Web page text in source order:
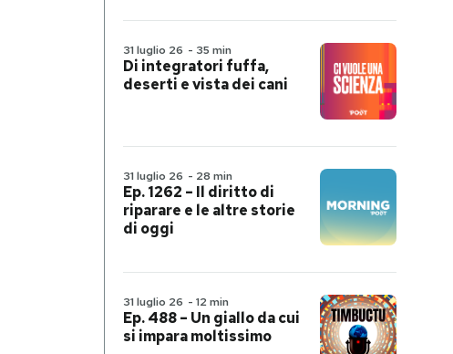
31 luglio 26 - 35 min
Di integratori fuffa,
deserti e vista dei cani
31 luglio 26 - 28 min
Ep. 1262 – Il diritto di
riparare e le altre storie
di oggi
31 luglio 26 - 12 min
Ep. 488 – Un giallo da cui
si impara moltissimo